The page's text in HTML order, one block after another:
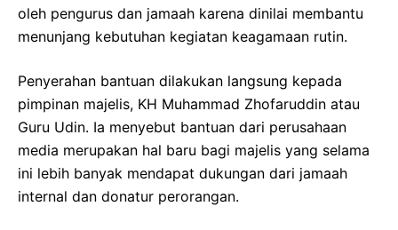
oleh pengurus dan jamaah karena dinilai membantu
menunjang kebutuhan kegiatan keagamaan rutin.
Penyerahan bantuan dilakukan langsung kepada
pimpinan majelis, KH Muhammad Zhofaruddin atau
Guru Udin. Ia menyebut bantuan dari perusahaan
media merupakan hal baru bagi majelis yang selama
ini lebih banyak mendapat dukungan dari jamaah
internal dan donatur perorangan.